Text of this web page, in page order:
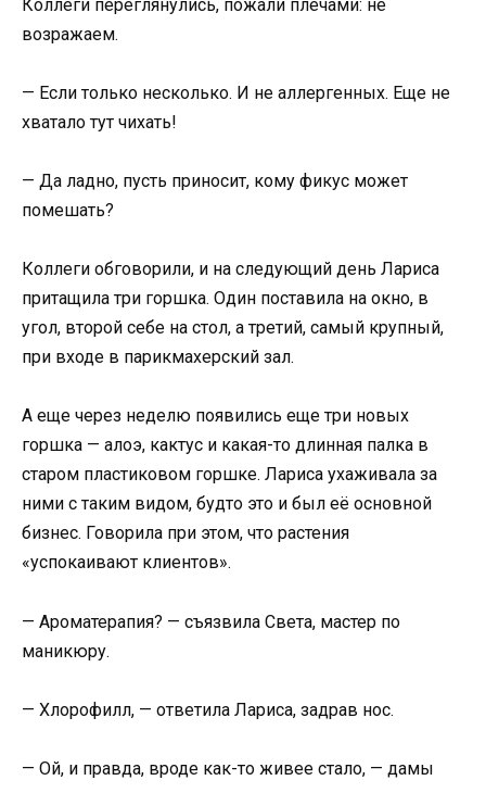
Коллеги переглянулись, пожали плечами: не
возражаем.
— Если только несколько. И не аллергенных. Еще не
хватало тут чихать!
— Да ладно, пусть приносит, кому фикус может
помешать?
Коллеги обговорили, и на следующий день Лариса
притащила три горшка. Один поставила на окно, в
угол, второй себе на стол, а третий, самый крупный,
при входе в парикмахерский зал.
А еще через неделю появились еще три новых
горшка — алоэ, кактус и какая-то длинная палка в
старом пластиковом горшке. Лариса ухаживала за
ними с таким видом, будто это и был её основной
бизнес. Говорила при этом, что растения
«успокаивают клиентов».
— Ароматерапия? — съязвила Света, мастер по
маникюру.
— Хлорофилл, — ответила Лариса, задрав нос.
— Ой, и правда, вроде как-то живее стало, — дамы